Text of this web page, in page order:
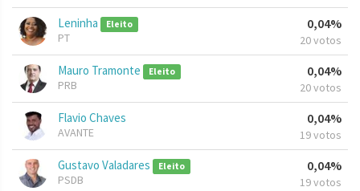
Leninha Eleito
PT
0,04%
20 votos
Mauro Tramonte Eleito
PRB
0,04%
20 votos
Flavio Chaves
AVANTE
0,04%
19 votos
Gustavo Valadares Eleito
PSDB
0,04%
19 votos